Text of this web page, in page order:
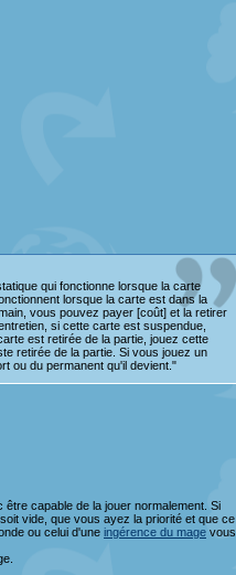
qui fonctionne lorsque la carte
lorsque la carte est dans la
vous pouvez payer [coût] et la retirer
si cette carte est suspendue,
est retirée de la partie, jouez cette
retirée de la partie. Si vous jouez un
ou du permanent qu'il devient."
capable de la jouer normalement. Si
vide, que vous ayez la priorité et que ce
ou celui d'une ingérence du mage vous